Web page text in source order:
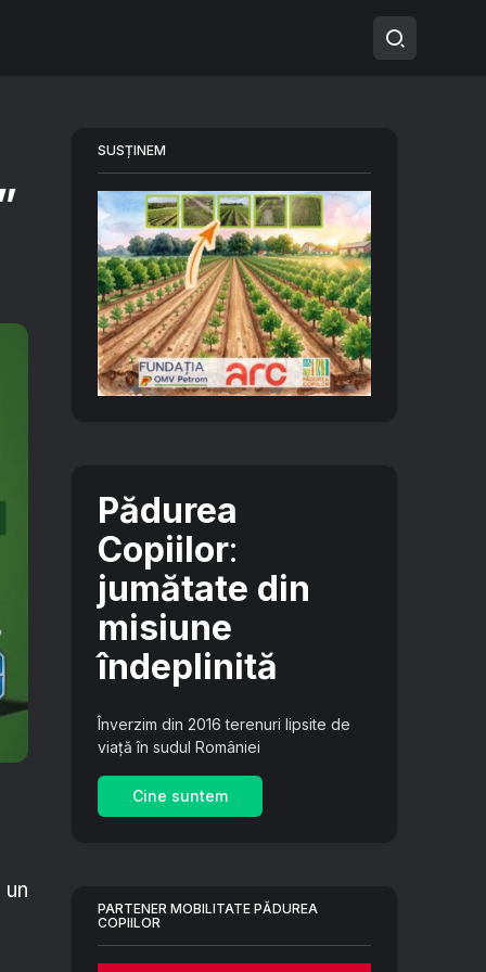
SUSȚINEM
Pădurea
Copiilor:
jumătate din
misiune
îndeplinită
Înverzim din 2016 terenuri lipsite de
viață în sudul României
Cine suntem
PARTENER MOBILITATE PĂDUREA
COPIILOR